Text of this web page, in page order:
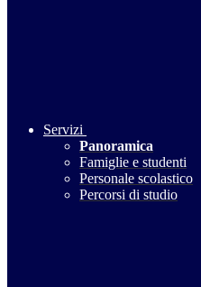
Servizi
Panoramica
Famiglie e studenti
Personale scolastico
Percorsi di studio